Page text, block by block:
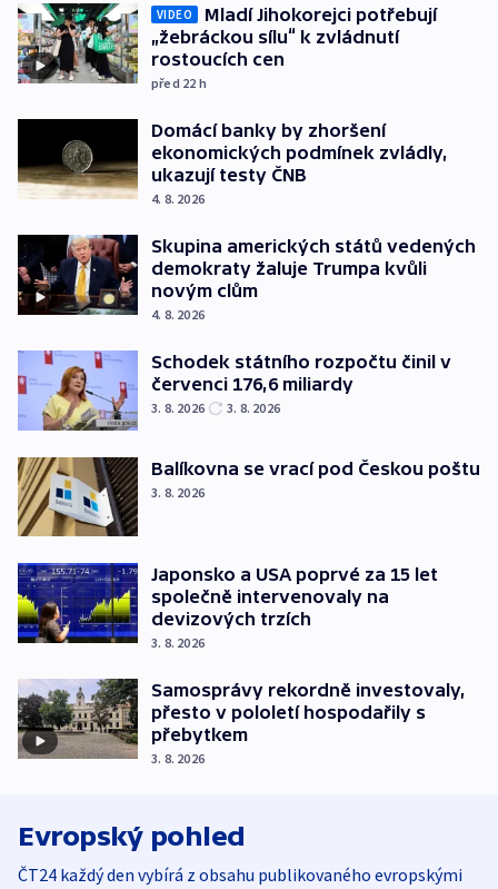
VIDEO
Mladí Jihokorejci potřebují
„žebráckou sílu“ k zvládnutí
rostoucích cen
před 22 h
Domácí banky by zhoršení
ekonomických podmínek zvládly,
ukazují testy ČNB
4. 8. 2026
Skupina amerických států vedených
demokraty žaluje Trumpa kvůli
novým clům
4. 8. 2026
Schodek státního rozpočtu činil v
červenci 176,6 miliardy
3. 8. 2026 3. 8. 2026
Balíkovna se vrací pod Českou poštu
3. 8. 2026
Japonsko a USA poprvé za 15 let
společně intervenovaly na
devizových trzích
3. 8. 2026
Samosprávy rekordně investovaly,
přesto v pololetí hospodařily s
přebytkem
3. 8. 2026
Evropský pohled
ČT24 každý den vybírá z obsahu publikovaného evropskými